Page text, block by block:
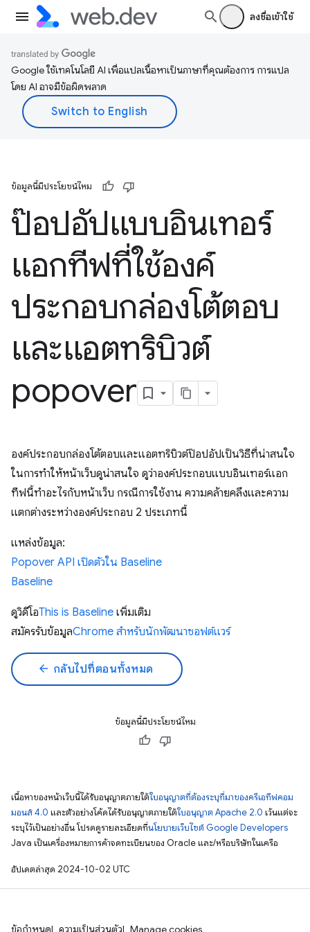
ลงชื่อเข้าใช้
Google ใช้เทคโนโลยี AI เพื่อแปลเนื้อหาเป็นภาษาที่คุณต้องการ การแปล
โดย AI อาจมีข้อผิดพลาด
ข้อมูลนี้มีประโยชน์ไหม
ป๊อปอัปแบบอินเทอร์
แอกทีฟที่ใช้องค์
ประกอบกล่องโต้ตอบ
และแอตทริบิวต์
popover
องค์ประกอบกล่องโต้ตอบและแอตทริบิวต์ป๊อปอัปเป็นวิธีที่น่าสนใจ
ในการทำให้หน้าเว็บดูน่าสนใจ ดูว่าองค์ประกอบแบบอินเทอร์แอก
ทีฟนี้ทําอะไรกับหน้าเว็บ กรณีการใช้งาน ความคล้ายคลึงและความ
แตกต่างระหว่างองค์ประกอบ 2 ประเภทนี้
แหล่งข้อมูล:
Popover API เปิดตัวใน Baseline
Baseline
ดูวิดีโอThis is Baseline เพิ่มเติม
สมัครรับข้อมูลChrome สำหรับนักพัฒนาซอฟต์แวร์
arrow_back กลับไปที่ตอนทั้งหมด
ข้อมูลนี้มีประโยชน์ไหม
เนื้อหาของหน้าเว็บนี้ได้รับอนุญาตภายใต้ใบอนุญาตที่ต้องระบุที่มาของครีเอทีฟคอม
มอนส์ 4.0 และตัวอย่างโค้ดได้รับอนุญาตภายใต้ใบอนุญาต Apache 2.0 เว้นแต่จะ
ระบุไว้เป็นอย่างอื่น โปรดดูรายละเอียดที่นโยบายเว็บไซต์ Google Developers
Java เป็นเครื่องหมายการค้าจดทะเบียนของ Oracle และ/หรือบริษัทในเครือ
อัปเดตล่าสุด 2024-10-02 UTC
ข้อกำหนด ความเป็นส่วนตัว Manage cookies